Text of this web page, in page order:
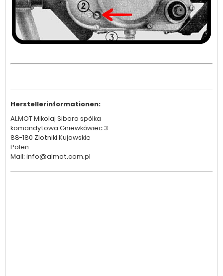
Herstellerinformationen:
ALMOT Mikolaj Sibora spólka
komandytowa Gniewkówiec 3
88-180 Zlotniki Kujawskie
Polen
Mail: info@almot.com.pl